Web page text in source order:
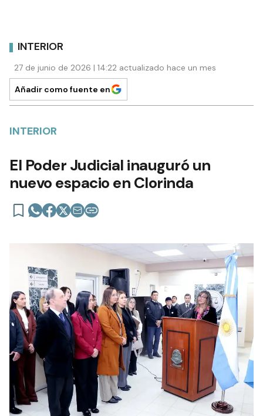
INTERIOR
27 de junio de 2026 | 14:22 actualizado hace un mes
Añadir como fuente en
INTERIOR
El Poder Judicial inauguró un
nuevo espacio en Clorinda